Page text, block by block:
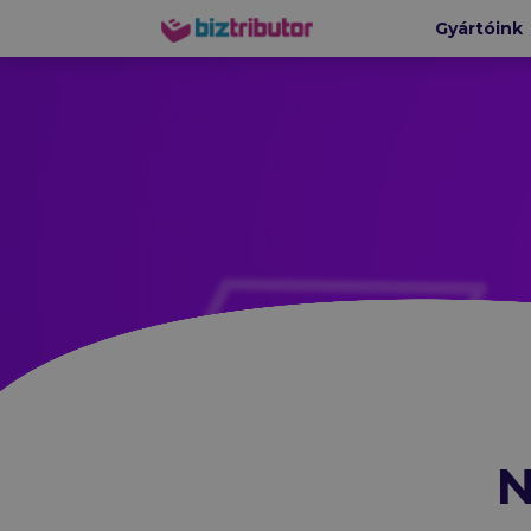
biztributor Gyártóink